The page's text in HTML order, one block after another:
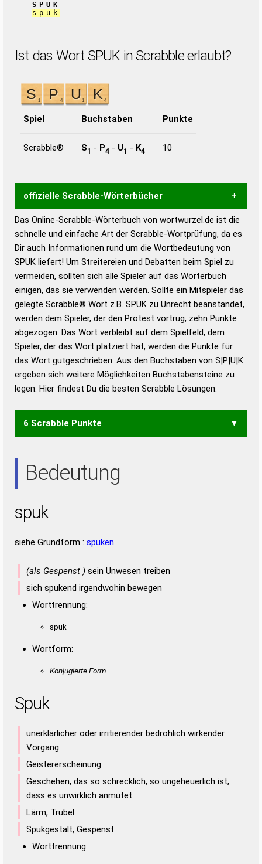
SPUK
spuk
Ist das Wort SPUK in Scrabble erlaubt?
Spiel Buchstaben Punkte
Scrabble® S1 - P4 - U1 - K4 10
offizielle Scrabble-Wörterbücher
Wortwurzel liefert mit Hilfe eines semantischen
Wortanalyse-Algorithmus gute Anhaltspunkte zu
Wortbedeutung, Worttrennung und Wortform, um die
Gültigkeit eines Wortes für das Scrabble-Spiel zu
bestimmen!
zugelassene Turnier Scrabble-
Wörterbücher sind:
Duden – Standardwerk in 12 Bänden
Duden – Richtiges und gutes
Deutsch
Duden – Die deutsche Grammatik
Duden – Deutsches
Universalwörterbuch
Das Online-Scrabble-Wörterbuch von wortwurzel.de ist die
schnelle und einfache Art der Scrabble-Wortprüfung, da es
Dir auch Informationen rund um die Wortbedeutung von
SPUK liefert! Um Streitereien und Debatten beim Spiel zu
vermeiden, sollten sich alle Spieler auf das Wörterbuch
einigen, das sie verwenden werden. Sollte ein Mitspieler das
gelegte Scrabble® Wort z.B. SPUK zu Unrecht beanstandet,
werden dem Spieler, der den Protest vortrug, zehn Punkte
abgezogen. Das Wort verbleibt auf dem Spielfeld, dem
Spieler, der das Wort platziert hat, werden die Punkte für
das Wort gutgeschrieben. Aus den Buchstaben von S|P|U|K
ergeben sich weitere Möglichkeiten Buchstabensteine zu
legen. Hier findest Du die besten Scrabble Lösungen:
6 Scrabble Punkte
Bedeutung
spuk
siehe Grundform : spuken
(als Gespenst ) sein Unwesen treiben
sich spukend irgendwohin bewegen
Worttrennung:
spuk
Wortform:
Konjugierte Form
Spuk
unerklärlicher oder irritierender bedrohlich wirkender
Vorgang
Geistererscheinung
Geschehen, das so schrecklich, so ungeheuerlich ist,
dass es unwirklich anmutet
Lärm, Trubel
Spukgestalt, Gespenst
Worttrennung: